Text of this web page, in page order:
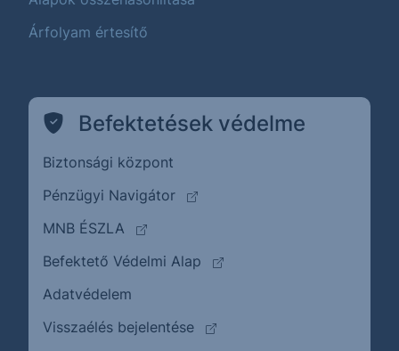
Árfolyam értesítő
Befektetések védelme
Biztonsági központ
Pénzügyi Navigátor
(külső oldalra ugrik)
MNB ÉSZLA
(külső oldalra ugrik)
Befektető Védelmi Alap
(külső oldalra ugrik)
Adatvédelem
Visszaélés bejelentése
(külső oldalra ugrik)